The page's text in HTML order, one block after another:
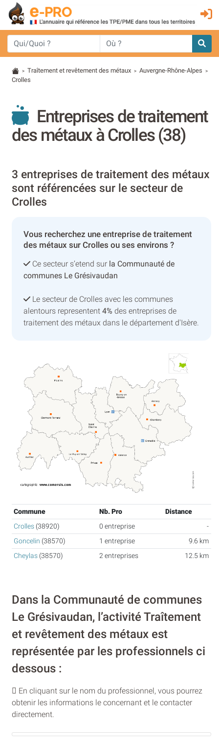
> Traîtement et revêtement des métaux > Auvergne-Rhône-Alpes >
Crolles
Entreprises de traitement
des métaux à Crolles (38)
3 entreprises de traitement des métaux
sont référencées sur le secteur de
Crolles
Vous recherchez une entreprise de traitement
des métaux sur Crolles ou ses environs ?
Ce secteur s’etend sur la Communauté de
communes Le Grésivaudan
Le secteur de Crolles avec les communes
alentours representent 4% des entreprises de
traitement des métaux dans le département d'Isère.
Commune Nb. Pro
Distance
Crolles (38920) 0 entreprise
-
Goncelin (38570) 1 entreprise
9.6 km
Cheylas (38570) 2 entreprises 12.5 km
Dans la Communauté de communes
Le Grésivaudan, l’activité Traîtement
et revêtement des métaux est
représentée par les professionnels ci
dessous :
En cliquant sur le nom du professionnel, vous pourrez
obtenir les informations le concernant et le contacter
directement.